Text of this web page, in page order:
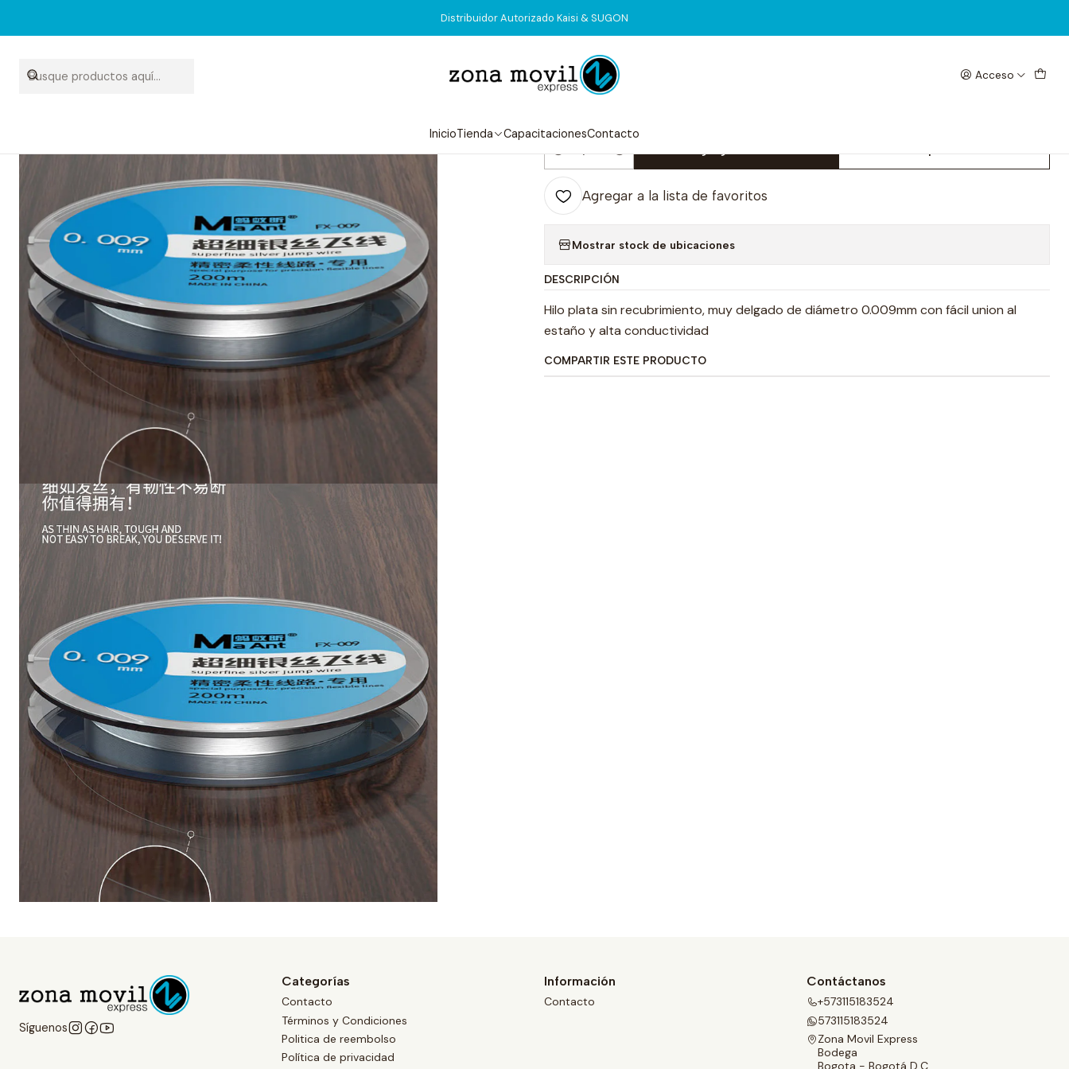
Acceso
InicioTienda CapacitacionesContacto
Distribuidor Autorizado Kaisi & SUGON
Consumibles Hilo Plata 0.009mm MaAnt FX-009
|
Hilo Plata 0.009mm MaAnt FX-009
Cantidad
Agregar a la lista de favoritos
Mostrar stock de ubicaciones
DESCRIPCIÓN
Hilo plata sin recubrimiento, muy delgado de diámetro 0.009mm con fácil union al
estaño y alta conductividad
COMPARTIR ESTE PRODUCTO
Síguenos
Categorías
Contacto
Términos y Condiciones
Politica de reembolso
Política de privacidad
Información
Contacto
Contáctanos
+573115183524
573115183524
Zona Movil Express
Bodega
Bogota - Bogotá D.C.